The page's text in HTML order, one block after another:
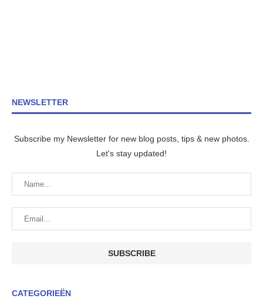
NEWSLETTER
Subscribe my Newsletter for new blog posts, tips & new photos.
Let's stay updated!
CATEGORIEËN